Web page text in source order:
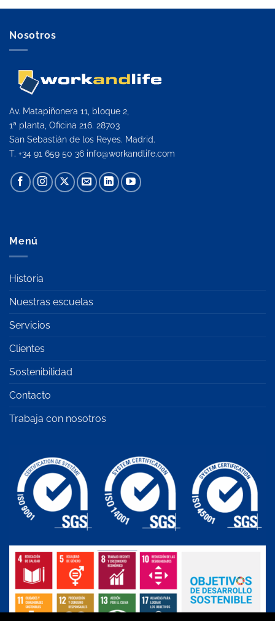
Nosotros
Av. Matapiñonera 11, bloque 2,
1ª planta, Oficina 216. 28703
San Sebastián de los Reyes. Madrid.
T. +34 91 659 50 36 info@workandlife.com
Menú
Historia
Nuestras escuelas
Servicios
Clientes
Sostenibilidad
Contacto
Trabaja con nosotros